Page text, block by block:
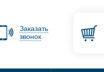
Заказать
звонок